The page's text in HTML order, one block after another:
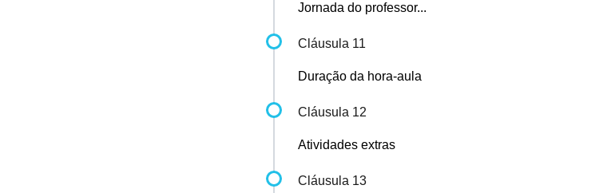
Jornada do professor...
Cláusula 11
Duração da hora-aula
Cláusula 12
Atividades extras
Cláusula 13